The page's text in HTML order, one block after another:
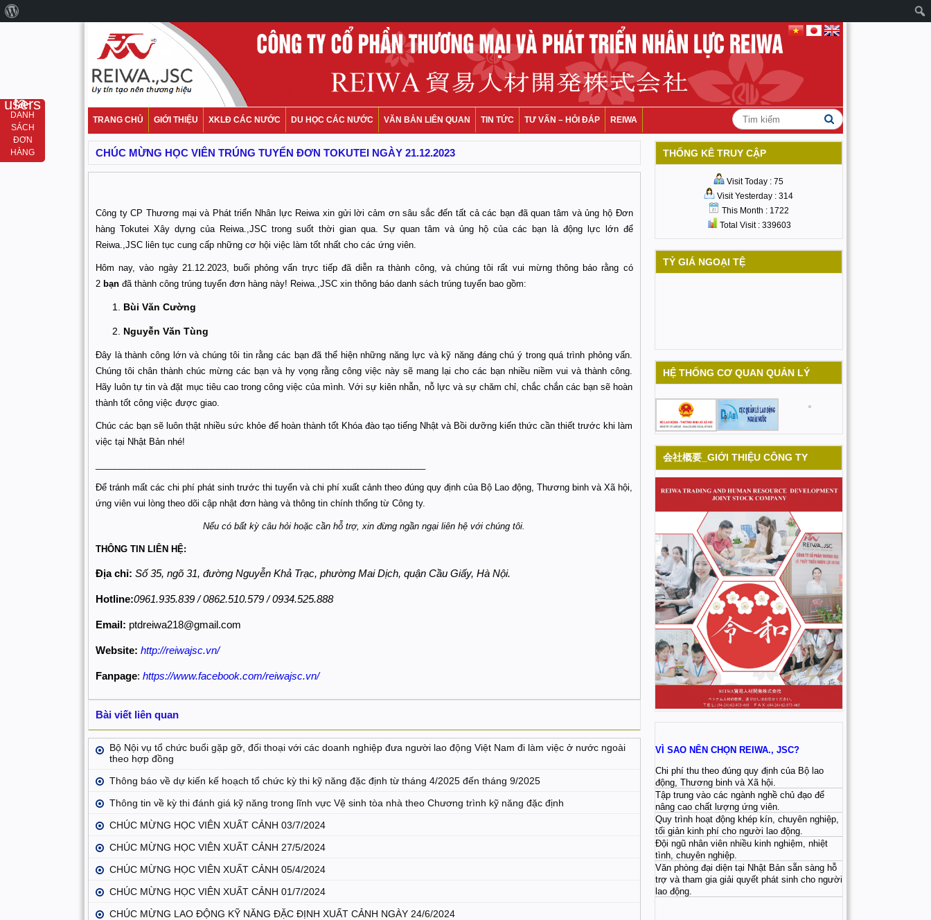
TRANG CHỦ GIỚI THIỆU XKLĐ CÁC NƯỚC DU HỌC CÁC NƯỚC VĂN BẢN LIÊN QUAN TIN TỨC TƯ VẤN – HỎI ĐÁP REIWA
CHÚC MỪNG HỌC VIÊN TRÚNG TUYỂN ĐƠN TOKUTEI NGÀY 21.12.2023
Công ty CP Thương mại và Phát triển Nhân lực Reiwa xin gửi lời cảm ơn sâu sắc đến tất cả các bạn đã quan tâm và ủng hộ Đơn
hàng Tokutei Xây dựng của Reiwa.,JSC trong suốt thời gian qua. Sự quan tâm và ủng hộ của các bạn là động lực lớn để
Reiwa.,JSC liên tục cung cấp những cơ hội việc làm tốt nhất cho các ứng viên.
Hôm nay, vào ngày 21.12.2023, buổi phỏng vấn trực tiếp đã diễn ra thành công, và chúng tôi rất vui mừng thông báo rằng có
2 bạn đã thành công trúng tuyển đơn hàng này! Reiwa.,JSC xin thông báo danh sách trúng tuyển bao gồm:
Bùi Văn Cường
Nguyễn Văn Tùng
Đây là thành công lớn và chúng tôi tin rằng các bạn đã thể hiện những năng lực và kỹ năng đáng chú ý trong quá trình phỏng vấn.
Chúng tôi chân thành chúc mừng các bạn và hy vọng rằng công việc này sẽ mang lại cho các bạn nhiều niềm vui và thành công.
Hãy luôn tự tin và đặt mục tiêu cao trong công việc của mình. Với sự kiên nhẫn, nỗ lực và sự chăm chỉ, chắc chắn các bạn sẽ hoàn
thành tốt công việc được giao.
Chúc các bạn sẽ luôn thật nhiều sức khỏe để hoàn thành tốt Khóa đào tạo tiếng Nhật và Bồi dưỡng kiến thức cần thiết trước khi làm
việc tại Nhật Bản nhé!
Để tránh mất các chi phí phát sinh trước thi tuyển và chi phí xuất cảnh theo đúng quy định của Bộ Lao động, Thương binh và Xã hội,
ứng viên vui lòng theo dõi cập nhật đơn hàng và thông tin chính thống từ Công ty.
Nếu có bất kỳ câu hỏi hoặc cần hỗ trợ, xin đừng ngần ngại liên hệ với chúng tôi.
THÔNG TIN LIÊN HỆ:
Địa chỉ: Số 35, ngõ 31, đường Nguyễn Khả Trạc, phường Mai Dịch, quận Cầu Giấy, Hà Nội.
Hotline:0961.935.839 / 0862.510.579 / 0934.525.888
Email: ptdreiwa218@gmail.com
Website: http://reiwajsc.vn/
Fanpage: https://www.facebook.com/reiwajsc.vn/
Bài viết liên quan
Bộ Nội vụ tổ chức buổi gặp gỡ, đối thoại với các doanh nghiệp đưa người lao động Việt Nam đi làm việc ở nước ngoài
theo hợp đồng
Thông báo về dự kiến kế hoạch tổ chức kỳ thi kỹ năng đặc định từ tháng 4/2025 đến tháng 9/2025
Thông tin về kỳ thi đánh giá kỹ năng trong lĩnh vực Vệ sinh tòa nhà theo Chương trình kỹ năng đặc định
CHÚC MỪNG HỌC VIÊN XUẤT CẢNH 03/7/2024
CHÚC MỪNG HỌC VIÊN XUẤT CẢNH 27/5/2024
CHÚC MỪNG HỌC VIÊN XUẤT CẢNH 05/4/2024
CHÚC MỪNG HỌC VIÊN XUẤT CẢNH 01/7/2024
CHÚC MỪNG LAO ĐỘNG KỸ NĂNG ĐẶC ĐỊNH XUẤT CẢNH NGÀY 24/6/2024
THỐNG KÊ TRUY CẬP
Visit Today : 75
Visit Yesterday : 314
This Month : 1722
Total Visit : 339603
TỶ GIÁ NGOẠI TỆ
HỆ THỐNG CƠ QUAN QUẢN LÝ
会社概要_GIỚI THIỆU CÔNG TY
VÌ SAO NÊN CHỌN REIWA., JSC?
Chi phí thu theo đúng quy định của Bộ lao
động, Thương binh và Xã hội.
Tập trung vào các ngành nghề chủ đạo để
nâng cao chất lượng ứng viên.
Quy trình hoạt động khép kín, chuyên nghiệp,
tối giản kinh phí cho người lao động.
Đội ngũ nhân viên nhiều kinh nghiệm, nhiệt
tình, chuyên nghiệp.
Văn phòng đại diện tại Nhật Bản sẵn sàng hỗ
trợ và tham gia giải quyết phát sinh cho người
lao động.
fa-users
DANH
SÁCH
ĐƠN
HÀNG